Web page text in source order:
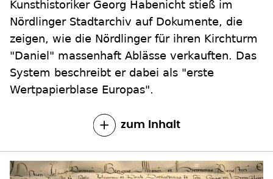
Kunsthistoriker Georg Habenicht stieß im
Nördlinger Stadtarchiv auf Dokumente, die
zeigen, wie die Nördlinger für ihren Kirchturm
"Daniel" massenhaft Ablässe verkauften. Das
System beschreibt er dabei als "erste
Wertpapierblase Europas".
zum Inhalt